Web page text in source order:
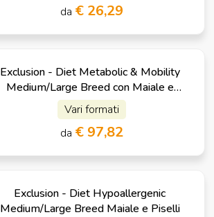
da € 26,29
Exclusion - Diet Metabolic & Mobility
Medium/Large Breed con Maiale e
Fibre
Vari formati
da € 97,82
Exclusion - Diet Hypoallergenic
Medium/Large Breed Maiale e Piselli